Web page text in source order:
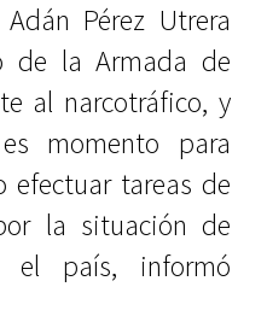
Pérez Utrera
de la Armada de
al narcotráfico, y
momento para
tareas de
la situación de
el país, informó